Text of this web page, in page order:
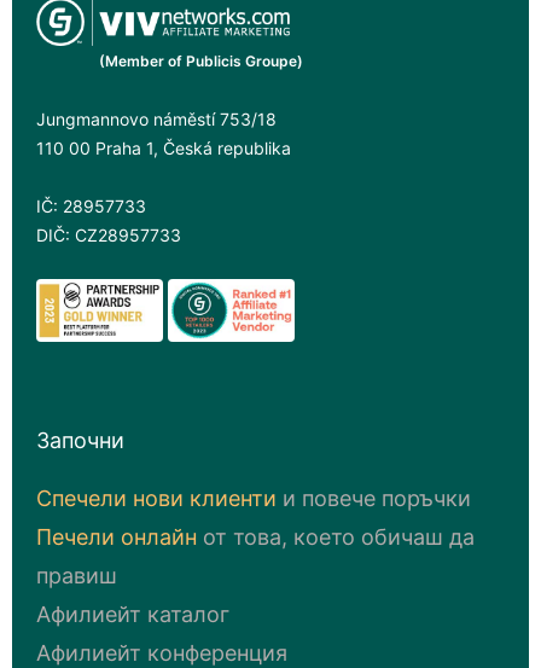
(Member of Publicis Groupe)
Jungmannovo náměstí 753/18
110 00 Praha 1, Česká republika
IČ: 28957733
DIČ: CZ28957733
Започни
Спечели нови клиенти и повече поръчки
Печели онлайн от това, което обичаш да
правиш
Афилиейт каталог
Афилиейт конференция